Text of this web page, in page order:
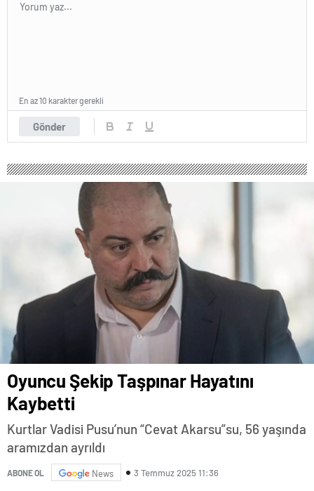
Gönder
En az 10 karakter gerekli
Oyuncu Şekip Taşpınar Hayatını
Kaybetti
Kurtlar Vadisi Pusu’nun “Cevat Akarsu”su, 56 yaşında
aramızdan ayrıldı
ABONE OL News 3 Temmuz 2025 11:36